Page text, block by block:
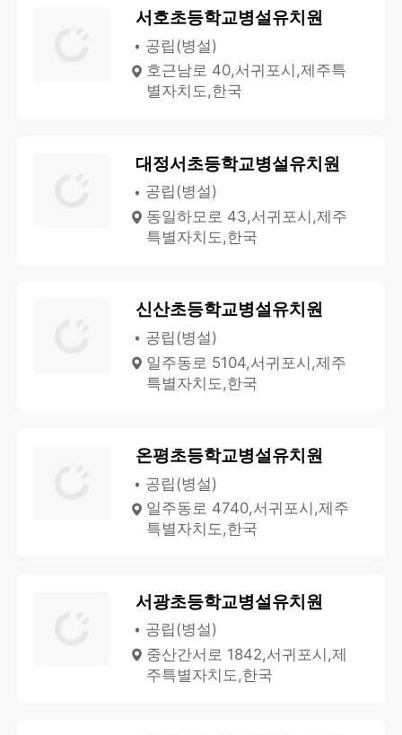
서호초등학교병설유치원
공립(병설)
호근남로 40,서귀포시,제주특
별자치도,한국
대정서초등학교병설유치원
공립(병설)
동일하모로 43,서귀포시,제주
특별자치도,한국
신산초등학교병설유치원
공립(병설)
일주동로 5104,서귀포시,제주
특별자치도,한국
온평초등학교병설유치원
공립(병설)
일주동로 4740,서귀포시,제주
특별자치도,한국
서광초등학교병설유치원
공립(병설)
중산간서로 1842,서귀포시,제
주특별자치도,한국